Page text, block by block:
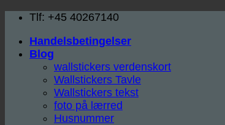
Fortsæt
indhold
Tlf: +45 40267140
Handelsbetingelser
Blog
wallstickers verdenskort
Wallstickers Tavle
Wallstickers tekst
foto på lærred
Husnummer